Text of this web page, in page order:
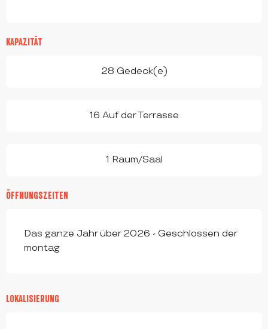
KAPAZITÄT
28 Gedeck(e)
16 Auf der Terrasse
1 Raum/Saal
ÖFFNUNGSZEITEN
Das ganze Jahr über 2026 - Geschlossen der
montag
LOKALISIERUNG